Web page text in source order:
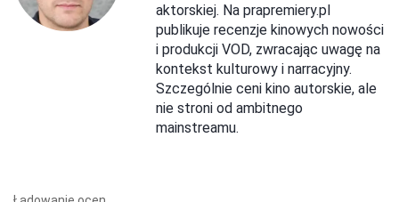
aktorskiej. Na prapremiery.pl
publikuje recenzje kinowych nowości
i produkcji VOD, zwracając uwagę na
kontekst kulturowy i narracyjny.
Szczególnie ceni kino autorskie, ale
nie stroni od ambitnego
mainstreamu.